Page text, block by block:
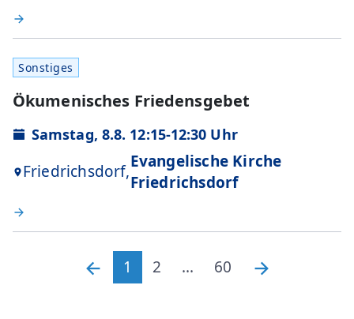
Sonstiges
Ökumenisches Friedensgebet
Samstag, 8.8. 12:15-12:30 Uhr
Friedrichsdorf,
Evangelische Kirche
Friedrichsdorf
1 2 ... 60